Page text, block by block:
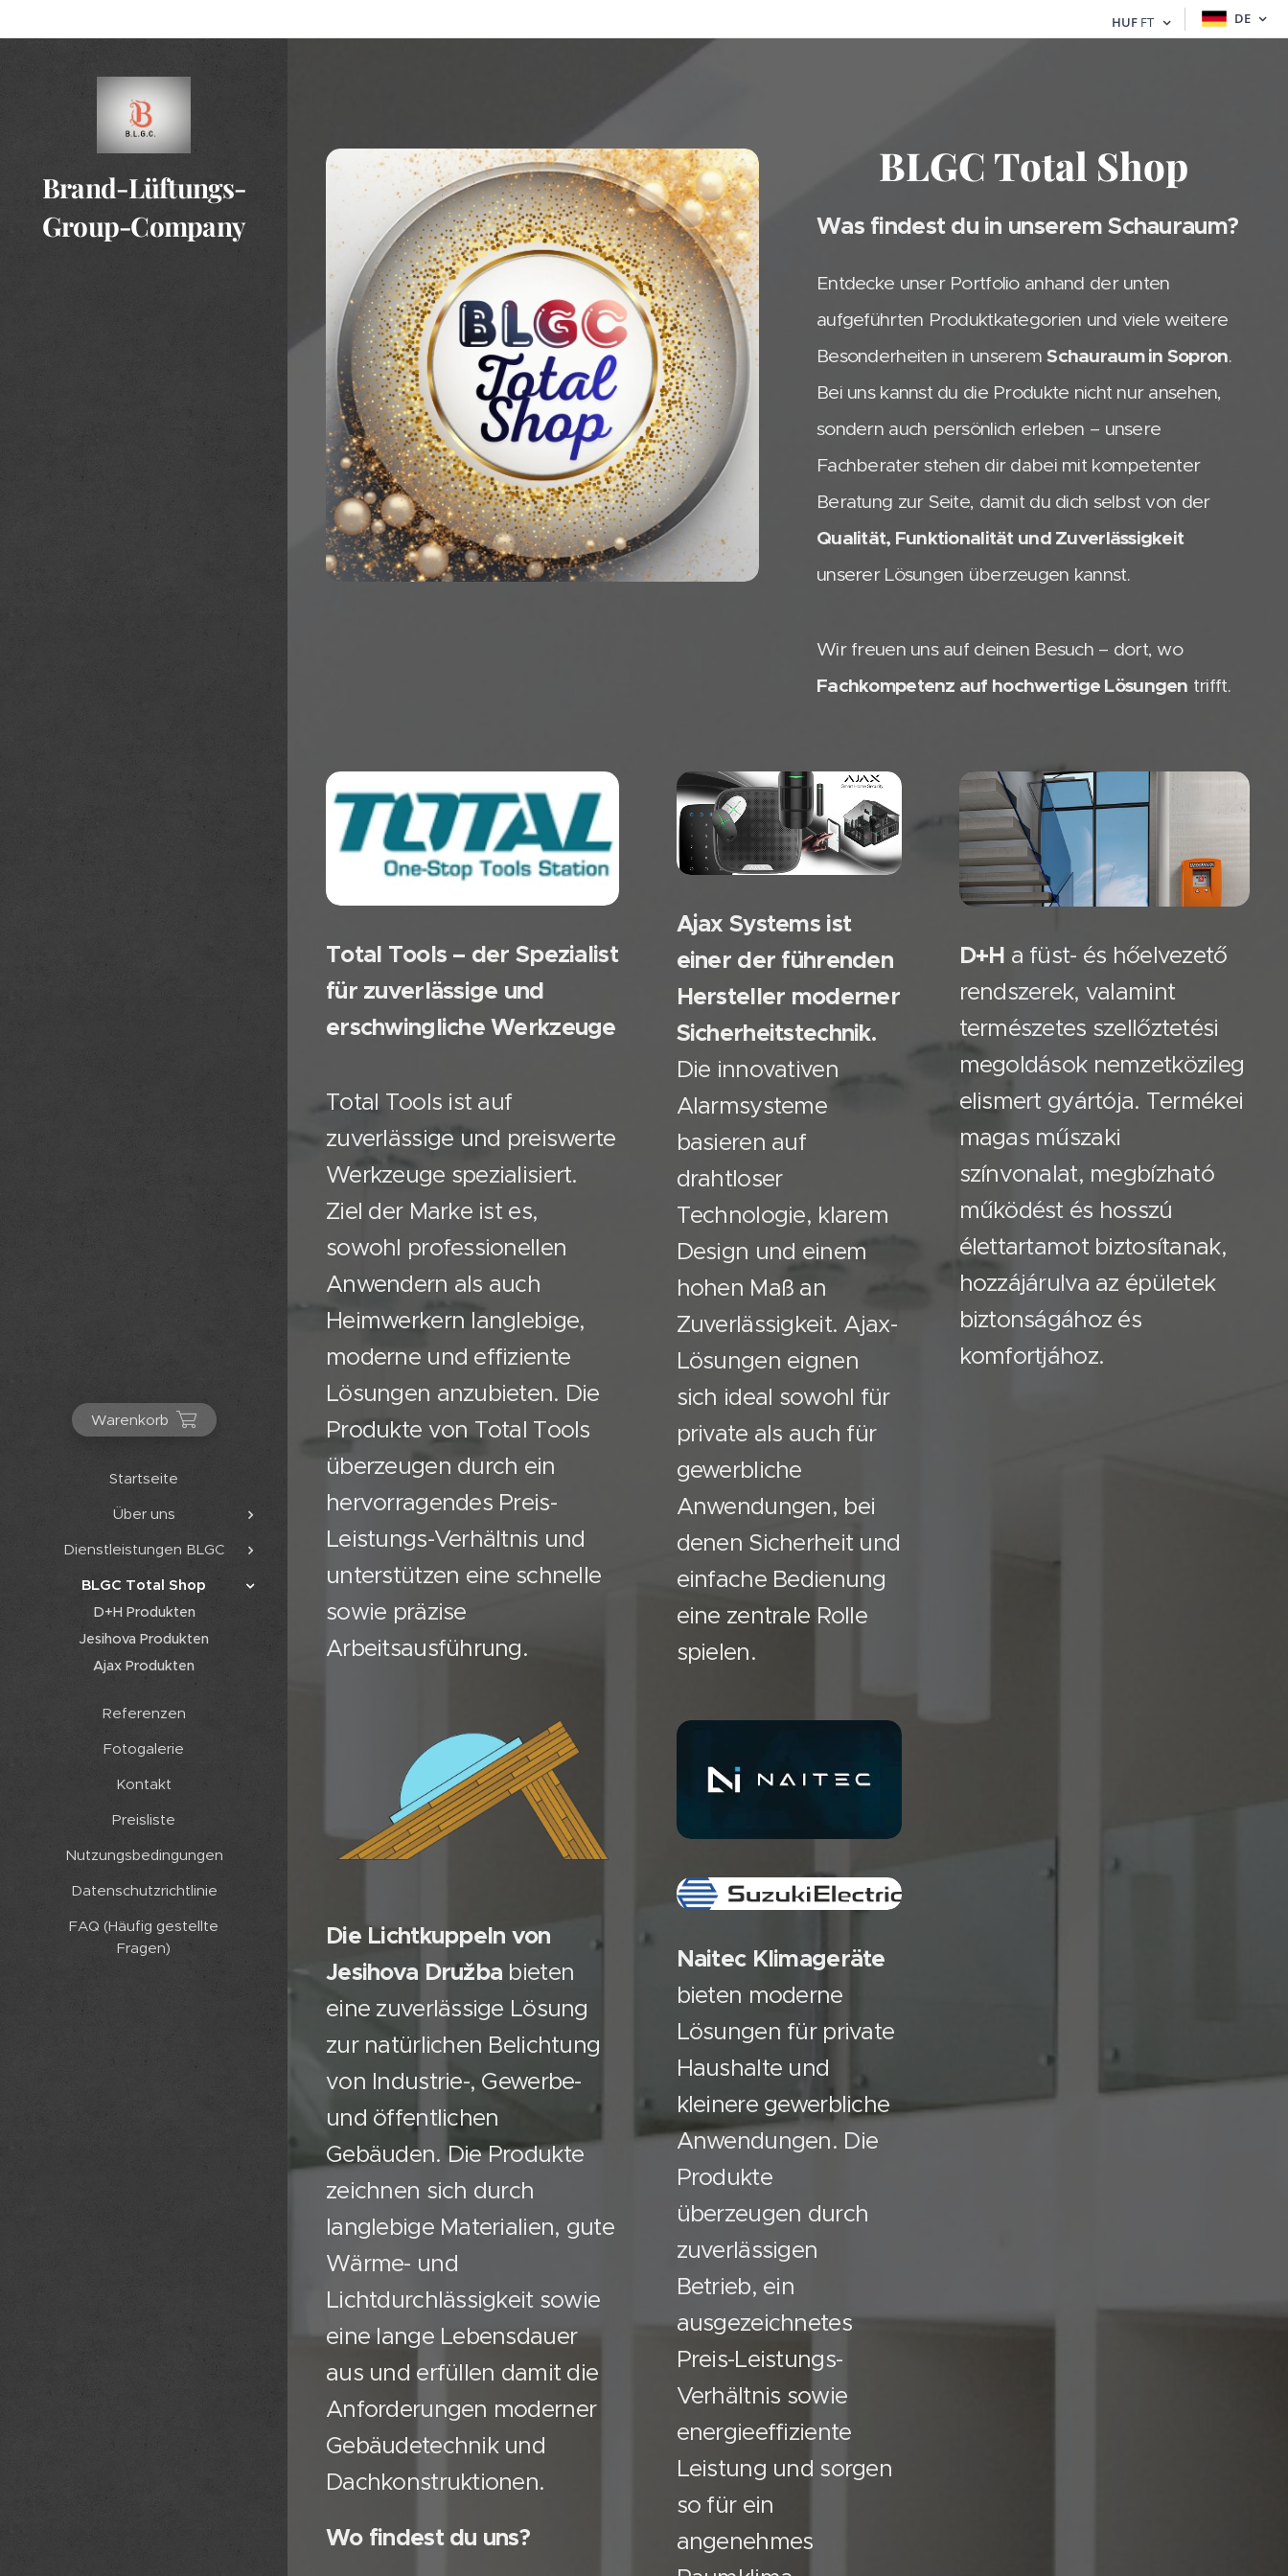
HUF FT DE
Brand-Lüftungs-
Group-Company
Warenkorb
Startseite
Über uns
Dienstleistungen BLGC
BLGC Total Shop
D+H Produkten
Jesihova Produkten
Ajax Produkten
Referenzen
Fotogalerie
Kontakt
Preisliste
Nutzungsbedingungen
Datenschutzrichtlinie
FAQ (Häufig gestellte
Fragen)
BLGC Total Shop
Was findest du in unserem Schauraum?
Entdecke unser Portfolio anhand der unten
aufgeführten Produktkategorien und viele weitere
Besonderheiten in unseremSchauraum in Sopron.
Bei uns kannst du die Produkte nicht nur ansehen,
sondern auch persönlich erleben – unsere
Fachberater stehen dir dabei mit kompetenter
Beratung zur Seite, damit du dich selbst von der
Qualität, Funktionalität und Zuverlässigkeit
unserer Lösungen überzeugen kannst.
Wir freuen uns auf deinen Besuch – dort, wo
Fachkompetenz auf hochwertige Lösungen trifft.
Total Tools – der Spezialist
für zuverlässige und
erschwingliche Werkzeuge
Total Tools ist auf
zuverlässige und preiswerte
Werkzeuge spezialisiert.
Ziel der Marke ist es,
sowohl professionellen
Anwendern als auch
Heimwerkern langlebige,
moderne und effiziente
Lösungen anzubieten. Die
Produkte von Total Tools
überzeugen durch ein
hervorragendes Preis-
Leistungs-Verhältnis und
unterstützen eine schnelle
sowie präzise
Arbeitsausführung.
Die Lichtkuppeln von
Jesihova Družba bieten
eine zuverlässige Lösung
zur natürlichen Belichtung
von Industrie-, Gewerbe-
und öffentlichen
Gebäuden. Die Produkte
zeichnen sich durch
langlebige Materialien, gute
Wärme- und
Lichtdurchlässigkeit sowie
eine lange Lebensdauer
aus und erfüllen damit die
Anforderungen moderner
Gebäudetechnik und
Dachkonstruktionen.
Wo findest du uns?
Ajax Systems ist
einer der führenden
Hersteller moderner
Sicherheitstechnik.
Die innovativen
Alarmsysteme
basieren auf
drahtloser
Technologie, klarem
Design und einem
hohen Maß an
Zuverlässigkeit. Ajax-
Lösungen eignen
sich ideal sowohl für
private als auch für
gewerbliche
Anwendungen, bei
denen Sicherheit und
einfache Bedienung
eine zentrale Rolle
spielen.
Naitec Klimageräte
bieten moderne
Lösungen für private
Haushalte und
kleinere gewerbliche
Anwendungen. Die
Produkte
überzeugen durch
zuverlässigen
Betrieb, ein
ausgezeichnetes
Preis-Leistungs-
Verhältnis sowie
energieeffiziente
Leistung und sorgen
so für ein
angenehmes
D+H a füst- és hőelvezető
rendszerek, valamint
természetes szellőztetési
megoldások nemzetközileg
elismert gyártója. Termékei
magas műszaki
színvonalat, megbízható
működést és hosszú
élettartamot biztosítanak,
hozzájárulva az épületek
biztonságához és
komfortjához.